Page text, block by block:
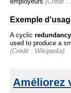
Exemple
A cyclic redundancy
used to produce a
(Crédit : Wikipedia)